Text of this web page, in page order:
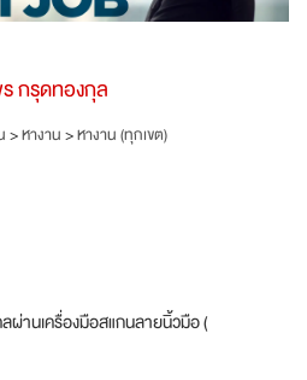
กรุดทองกุล
>หางาน>หางาน (ทุกเขต)
ผ่านเครื่องมือสแกนลายนิ้วมือ (